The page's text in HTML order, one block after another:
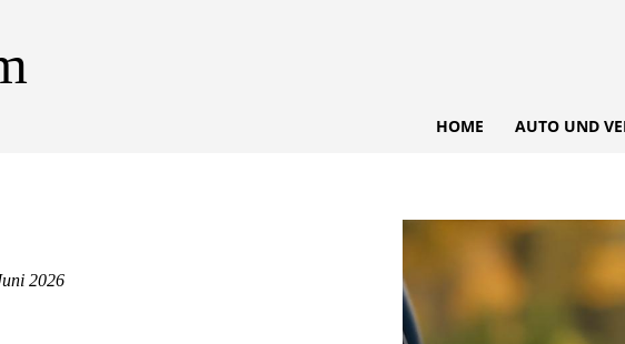
HOME AUTO UND
2026